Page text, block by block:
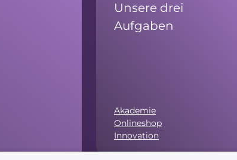
Unsere drei
Aufgaben
Akademie
Onlineshop
Innovation